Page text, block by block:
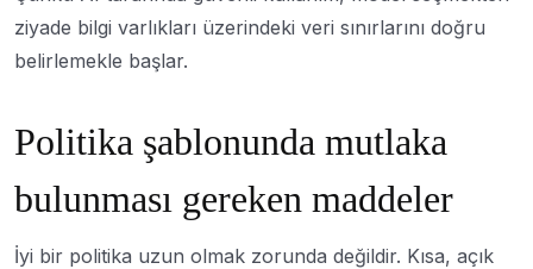
ziyade bilgi varlıkları üzerindeki veri sınırlarını doğru
belirlemekle başlar.
Politika şablonunda mutlaka
bulunması gereken maddeler
İyi bir politika uzun olmak zorunda değildir. Kısa, açık